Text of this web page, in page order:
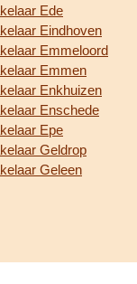
Ede
Eindhoven
Emmeloord
Emmen
Enkhuizen
Enschede
Epe
Geldrop
Geleen